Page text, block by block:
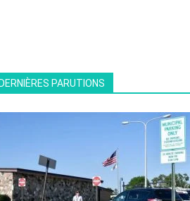
PARUTIONS